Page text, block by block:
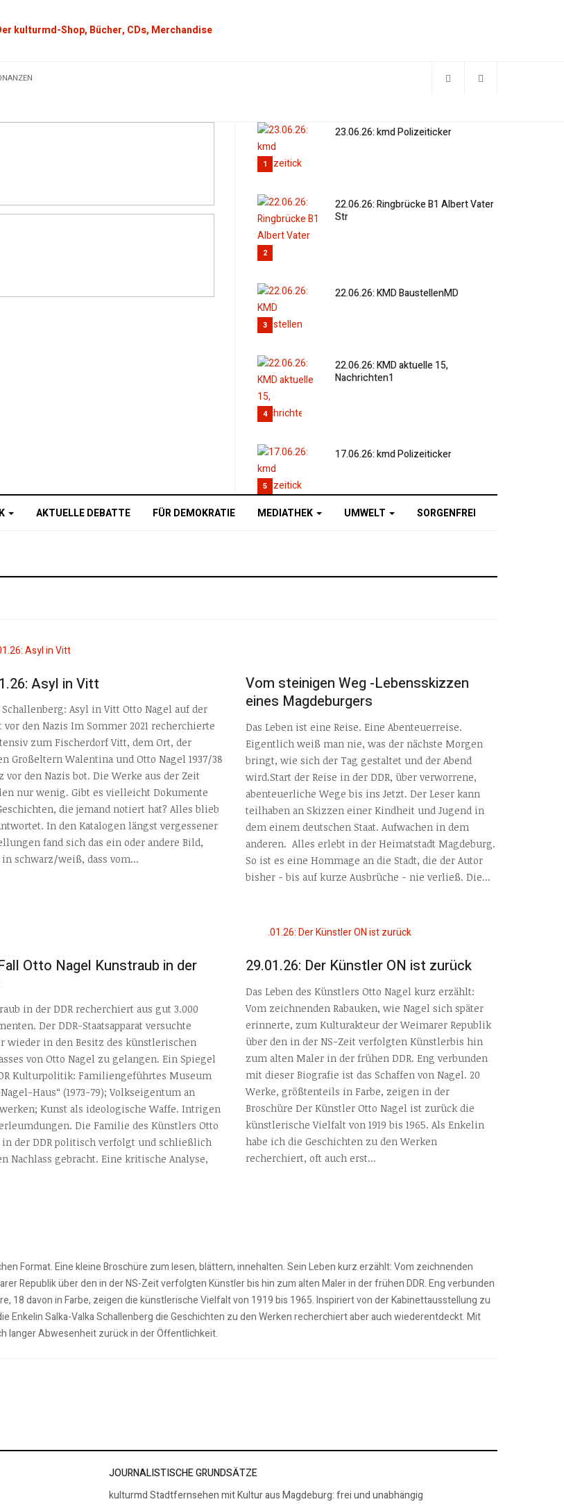
1
23.06.26: kmd Polizeiticker
2
22.06.26: Ringbrücke B1 Albert Vater
Str
3
22.06.26: KMD BaustellenMD
4
22.06.26: KMD aktuelle 15,
Nachrichten1
5
17.06.26: kmd Polizeiticker
AKTUELLE DEBATTE FÜR DEMOKRATIE MEDIATHEK UMWELT SORGENFREI
Asyl in Vitt
Schallenberg: Asyl in Vitt Otto Nagel auf der
vor den Nazis Im Sommer 2021 recherchierte
zum Fischerdorf Vitt, dem Ort, der
Großeltern Walentina und Otto Nagel 1937/38
vor den Nazis bot. Die Werke aus der Zeit
nur wenig. Gibt es vielleicht Dokumente
die jemand notiert hat? Alles blieb
In den Katalogen längst vergessener
fand sich das ein oder andere Bild,
schwarz/weiß, dass vom...
Vom steinigen Weg -Lebensskizzen
eines Magdeburgers
Das Leben ist eine Reise. Eine Abenteuerreise.
Eigentlich weiß man nie, was der nächste Morgen
bringt, wie sich der Tag gestaltet und der Abend
wird.Start der Reise in der DDR, über verworrene,
abenteuerliche Wege bis ins Jetzt. Der Leser kann
teilhaben an Skizzen einer Kindheit und Jugend in
dem einem deutschen Staat. Aufwachen in dem
anderen. Alles erlebt in der Heimatstadt Magdeburg.
So ist es eine Hommage an die Stadt, die der Autor
bisher - bis auf kurze Ausbrüche - nie verließ. Die...
Otto Nagel Kunstraub in der
in der DDR recherchiert aus gut 3.000
Der DDR-Staatsapparat versuchte
wieder in den Besitz des künstlerischen
von Otto Nagel zu gelangen. Ein Spiegel
Kulturpolitik: Familiengeführtes Museum
Haus“ (1973-79); Volkseigentum an
Kunst als ideologische Waffe. Intrigen
Die Familie des Künstlers Otto
in der DDR politisch verfolgt und schließlich
Nachlass gebracht. Eine kritische Analyse,
29.01.26: Der Künstler ON ist zurück
Das Leben des Künstlers Otto Nagel kurz erzählt:
Vom zeichnenden Rabauken, wie Nagel sich später
erinnerte, zum Kulturakteur der Weimarer Republik
über den in der NS-Zeit verfolgten Künstlerbis hin
zum alten Maler in der frühen DDR. Eng verbunden
mit dieser Biografie ist das Schaffen von Nagel. 20
Werke, größtenteils in Farbe, zeigen in der
Broschüre Der Künstler Otto Nagel ist zurück die
künstlerische Vielfalt von 1919 bis 1965. Als Enkelin
habe ich die Geschichten zu den Werken
recherchiert, oft auch erst...
Format. Eine kleine Broschüre zum lesen, blättern, innehalten. Sein Leben kurz erzählt: Vom zeichnenden
Republik über den in der NS-Zeit verfolgten Künstler bis hin zum alten Maler in der frühen DDR. Eng verbunden
18 davon in Farbe, zeigen die künstlerische Vielfalt von 1919 bis 1965. Inspiriert von der Kabinettausstellung zu
Enkelin Salka-Valka Schallenberg die Geschichten zu den Werken recherchiert aber auch wiederentdeckt. Mit
langer Abwesenheit zurück in der Öffentlichkeit.
JOURNALISTISCHE GRUNDSÄTZE
kulturmd Stadtfernsehen mit Kultur aus Magdeburg: frei und unabhängig